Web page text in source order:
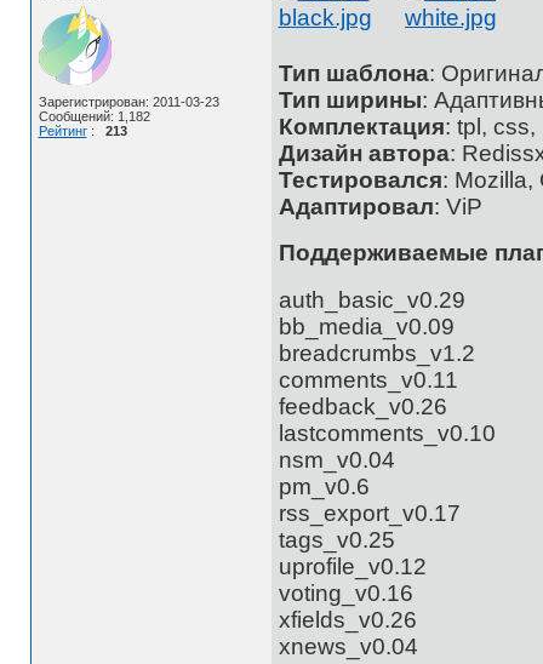
Зарегистрирован: 2011-03-23
Сообщений: 1,182
Рейтинг: 213
Тип шаблона:
Тип ширины:
Комплектация: tpl,
Дизайн автора:
Тестировался: Mozilla,
Адаптировал: ViP
Поддерживаемые
auth_basic_v0.29
bb_media_v0.09
breadcrumbs_v1.2
comments_v0.11
feedback_v0.26
lastcomments_v0.10
nsm_v0.04
pm_v0.6
rss_export_v0.17
tags_v0.25
uprofile_v0.12
voting_v0.16
xfields_v0.26
xnews_v0.04